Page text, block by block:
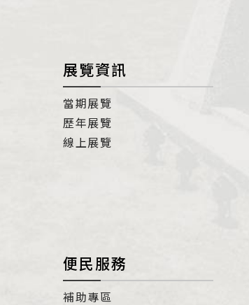
展覽資訊
當期展覽
歷年展覽
線上展覽
便民服務
補助專區